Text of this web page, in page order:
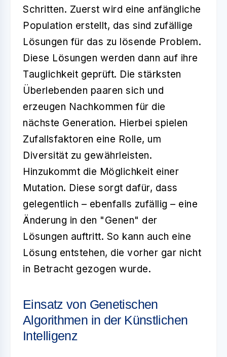
Schritten. Zuerst wird eine anfängliche
Population erstellt, das sind zufällige
Lösungen für das zu lösende Problem.
Diese Lösungen werden dann auf ihre
Tauglichkeit geprüft. Die stärksten
Überlebenden paaren sich und
erzeugen Nachkommen für die
nächste Generation. Hierbei spielen
Zufallsfaktoren eine Rolle, um
Diversität zu gewährleisten.
Hinzukommt die Möglichkeit einer
Mutation. Diese sorgt dafür, dass
gelegentlich – ebenfalls zufällig – eine
Änderung in den "Genen" der
Lösungen auftritt. So kann auch eine
Lösung entstehen, die vorher gar nicht
in Betracht gezogen wurde.
Einsatz von Genetischen
Algorithmen in der Künstlichen
Intelligenz